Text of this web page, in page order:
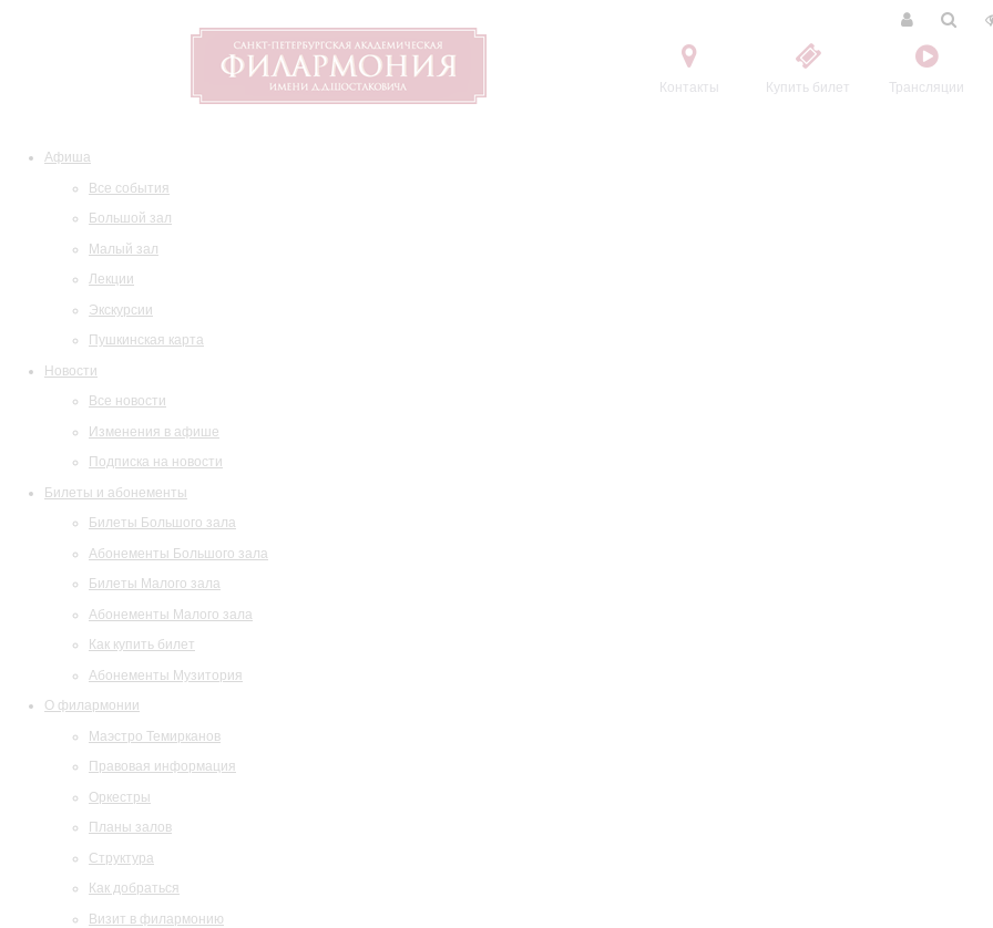
Контакты Купить билет Трансляции
Афиша
Все события
Большой зал
Малый зал
Лекции
Экскурсии
Пушкинская карта
Новости
Все новости
Изменения в афише
Подписка на новости
Билеты и абонементы
Билеты Большого зала
Абонементы Большого зала
Билеты Малого зала
Абонементы Малого зала
Как купить билет
Абонементы Музитория
О филармонии
Маэстро Темирканов
Правовая информация
Оркестры
Планы залов
Структура
Как добраться
Визит в филармонию